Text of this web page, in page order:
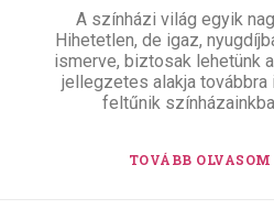
A színházi világ egyik
Hihetetlen, de igaz,
ismerve, biztosak lehetünk
jellegzetes alakja továbbra
feltűnik
TOVÁBB OLVASOM